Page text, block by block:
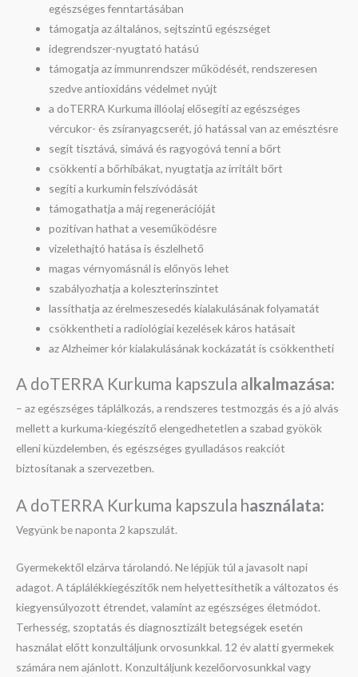
egészséges fenntartásában
támogatja az általános, sejtszintű egészséget
idegrendszer-nyugtató hatású
támogatja az immunrendszer működését, rendszeresen
szedve antioxidáns védelmet nyújt
a doTERRA Kurkuma illóolaj elősegíti az egészséges
vércukor- és zsíranyagcserét, jó hatással van az emésztésre
segít tisztává, simává és ragyogóvá tenni a bőrt
csökkenti a bőrhibákat, nyugtatja az irritált bőrt
segíti a kurkumin felszívódását
támogathatja a máj regenerációját
pozitívan hathat a veseműködésre
vizelethajtó hatása is észlelhető
magas vérnyomásnál is előnyös lehet
szabályozhatja a koleszterinszintet
lassíthatja az érelmeszesedés kialakulásának folyamatát
csökkentheti a radiológiai kezelések káros hatásait
az Alzheimer kór kialakulásának kockázatát is csökkentheti
A doTERRA Kurkuma kapszula alkalmazása:
– az egészséges táplálkozás, a rendszeres testmozgás és a jó alvás
mellett a kurkuma-kiegészítő elengedhetetlen a szabad gyökök
elleni küzdelemben, és egészséges gyulladásos reakciót
biztosítanak a szervezetben.
A doTERRA Kurkuma kapszula használata:
Vegyünk be naponta 2 kapszulát.
Gyermekektől elzárva tárolandó. Ne lépjük túl a javasolt napi
adagot. A táplálékkiegészítők nem helyettesíthetik a változatos és
kiegyensúlyozott étrendet, valamint az egészséges életmódot.
Terhesség, szoptatás és diagnosztizált betegségek esetén
használat előtt konzultáljunk orvosunkkal. 12 év alatti gyermekek
számára nem ajánlott. Konzultáljunk kezelőorvosunkkal vagy